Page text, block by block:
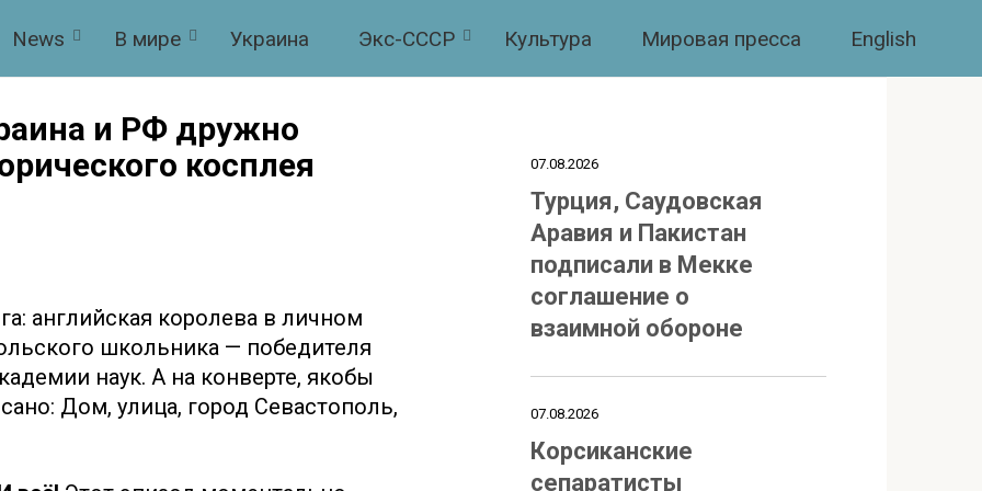
News В мире Украина Экс-СССР Культура Мировая пресса English
и РФ дружно
косплея
английская королева в личном
школьника — победителя
наук. А на конверте, якобы
Дом, улица, город Севастополь,
07.08.2026
Турция, Саудовская
Аравия и Пакистан
подписали в Мекке
соглашение о
взаимной обороне
07.08.2026
Корсиканские
сепаратисты